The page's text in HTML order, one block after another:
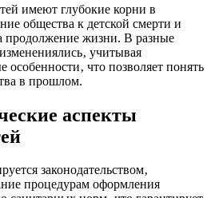
имеют глубокие корни в
общества к детской смерти и
продолжение жизни. В разные
учитывая
особенности‚ что позволяет понять
в прошлом.
аспекты
законодательством‚
процедурам оформления